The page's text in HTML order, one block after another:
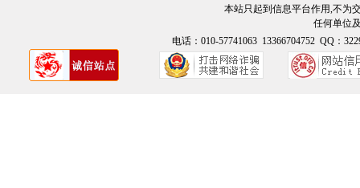
本站只起到信息平台作用,不为
任何单位
电话：010-57741063 13366704752 QQ：